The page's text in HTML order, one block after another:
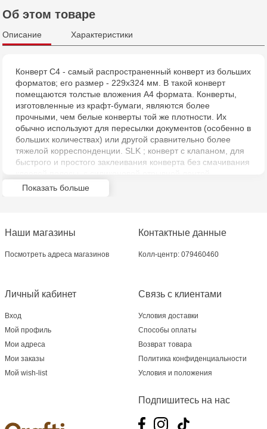
Crafti Botanica - bd. Decebal, 139
Crafti Buiucani - str. Alba Iulia, 77/18
Crafti Ciocana - str. Alecu Russo, 61/6
Crafti Bălți - str. Alexandru Cel Bun, 5
Multistore Poșta Veche - str. Socoleni, 7
Crafti Comrat - str Pobeda,48
Crafti Centru - bd. Ștefan cel Mare și Sfânt,
Crafti Ciocana - bd. Mircea cel Bătrân,17/3
Crafti Buiucani - str. Ion Creangă, 68/1
Crafti Ciocana- Port Mall, etajul 3
Об этом товаре
Описание Характеристики
Конверт С4 - самый распространенный конверт из больших
форматов; его размер - 229х324 мм. В такой конверт
помещаются толстые вложения А4 формата. Конверты,
изготовленные из крафт-бумаги, являются более
прочными, чем белые конверты той же плотности. Их
обычно используют для пересылки документов (особенно в
больших количествах) или другой сравнительно более
тяжелой корреспонденции. SLK ; конверт с клапаном, для
быстрого и простого заклеивания конверта без смачивания
защищающая клеевой слой.
Показать больше
Наши магазины
Посмотреть адреса магазинов
Связь с клиентами
Условия доставки
Способы оплаты
Возврат товара
Политика конфиденциальности
Условия и положения
Личный кабинет
Вход
Мой профиль
Мои адреса
Мои заказы
Мой wish-list
Контактные данные
Колл-центр: 079460460
Подпишитесь на нас